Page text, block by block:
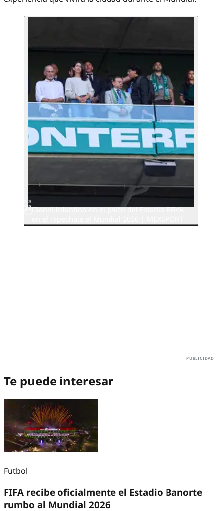
Gianni Infantino en el palco del Estadio BBVA
Te puede interesar
Futbol
FIFA recibe oficialmente el Estadio Banorte
rumbo al Mundial 2026